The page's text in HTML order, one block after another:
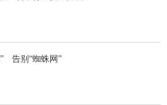
告别“蜘蛛网”